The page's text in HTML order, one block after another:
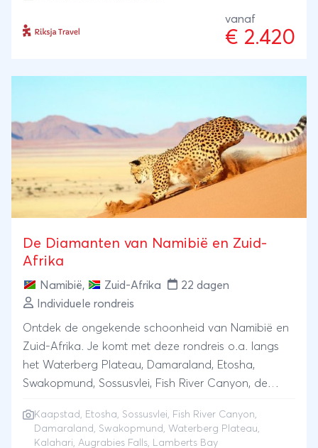
neushoorns en leeuwen tijdens een safari in het
Etosha park. Maak kennis met de San bevolking en
wild te spotten. Je verblijft in familievriendelijke
vanaf
€ 2.420
De Diamanten van Namibië en Zuid-
Afrika
Namibië, Zuid-Afrika
22 dagen
Individuele rondreis
Ontdek de ongekende schoonheid van Namibië en
Zuid-Afrika. Je komt met deze rondreis o.a. langs
het Waterberg Plateau, Damaraland, Etosha,
Swakopmund, Sossusvlei, Fish River Canyon, de
Kaapstad.
Kaapstad , Etosha, Sossusvlei, Fish River Canyon,
Damaraland , Swakopmund , Waterberg Plateau,
Kalahari, Augrabies Falls, Lamberts Bay